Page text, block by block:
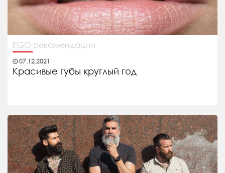
EGO рекомендации
07.12.2021
Красивые губы круглый год